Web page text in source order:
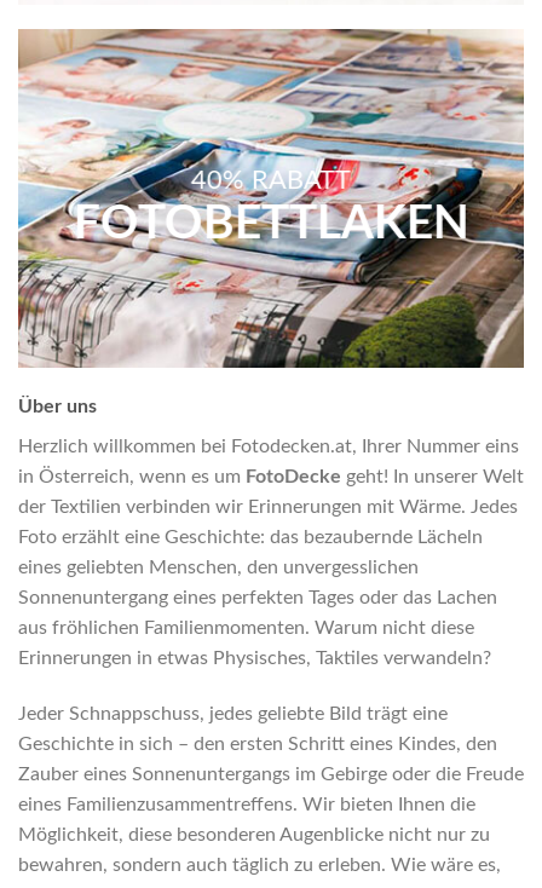
40% RABATT
FOTOBETTLAKEN
Über uns
Herzlich willkommen bei Fotodecken.at, Ihrer Nummer eins
in Österreich, wenn es um FotoDecke geht! In unserer Welt
der Textilien verbinden wir Erinnerungen mit Wärme. Jedes
Foto erzählt eine Geschichte: das bezaubernde Lächeln
eines geliebten Menschen, den unvergesslichen
Sonnenuntergang eines perfekten Tages oder das Lachen
aus fröhlichen Familienmomenten. Warum nicht diese
Erinnerungen in etwas Physisches, Taktiles verwandeln?
Jeder Schnappschuss, jedes geliebte Bild trägt eine
Geschichte in sich – den ersten Schritt eines Kindes, den
Zauber eines Sonnenuntergangs im Gebirge oder die Freude
eines Familienzusammentreffens. Wir bieten Ihnen die
Möglichkeit, diese besonderen Augenblicke nicht nur zu
bewahren, sondern auch täglich zu erleben. Wie wäre es,